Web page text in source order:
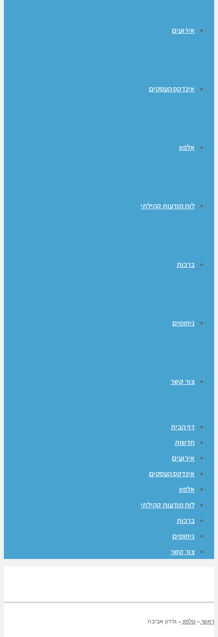
אירועים
אינדקס העסקים
אלפון
לוח מודעות קהילתי
ברכות
ניחומים
צור קשר
דף הבית
חדשות
אירועים
אינדקס העסקים
אלפון
לוח מודעות קהילתי
ברכות
ניחומים
צור קשר
ראשי » טלפון » גדרון אביבה